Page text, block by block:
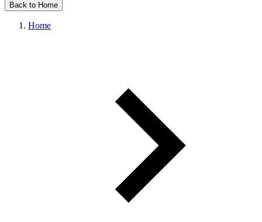
Back to Home
Home